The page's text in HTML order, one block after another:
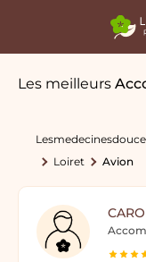
Les meilleurs
Loiret
Avion